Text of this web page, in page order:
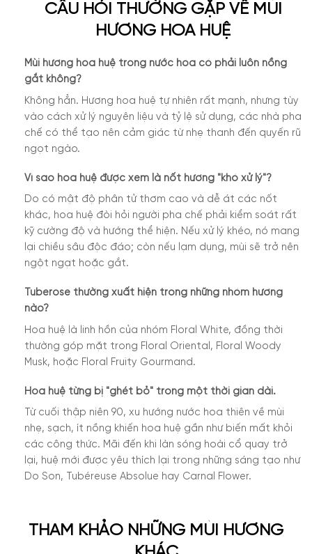
CÂU HỎI THƯỜNG GẶP VỀ MÙI
HƯƠNG HOA HUỆ
Mùi hương hoa huệ trong nước hoa có phải luôn nồng
gắt không?
Không hẳn. Hương hoa huệ tự nhiên rất mạnh, nhưng tùy
vào cách xử lý nguyên liệu và tỷ lệ sử dụng, các nhà pha
chế có thể tạo nên cảm giác từ nhẹ thanh đến quyến rũ
ngọt ngào.
Vì sao hoa huệ được xem là nốt hương "khó xử lý"?
Do có mật độ phân tử thơm cao và dễ át các nốt
khác, hoa huệ đòi hỏi người pha chế phải kiểm soát rất
kỹ cường độ và hướng thể hiện. Nếu xử lý khéo, nó mang
lại chiều sâu độc đáo; còn nếu lạm dụng, mùi sẽ trở nên
ngột ngạt hoặc gắt.
Tuberose thường xuất hiện trong những nhóm hương
nào?
Hoa huệ là linh hồn của nhóm Floral White, đồng thời
thường góp mặt trong Floral Oriental, Floral Woody
Musk, hoặc Floral Fruity Gourmand.
Hoa huệ từng bị "ghét bỏ" trong một thời gian dài.
Từ cuối thập niên 90, xu hướng nước hoa thiên về mùi
nhẹ, sạch, ít nồng khiến hoa huệ gần như biến mất khỏi
các công thức. Mãi đến khi làn sóng hoài cổ quay trở
lại, huệ mới được yêu thích lại trong những sáng tạo như
Do Son, Tubéreuse Absolue hay Carnal Flower.
THAM KHẢO NHỮNG MÙI HƯƠNG